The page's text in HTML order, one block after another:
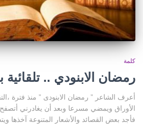
كلمة
رمضان الابنودي .. تلقائية
أعرف الشاعر ” رمضان الابنودى ” منذ فترة
الأوراق ويمضي مسرعا وبعد أن يغادرني
فأجد بعض القصائد والأشعار المتنوعة آخذها